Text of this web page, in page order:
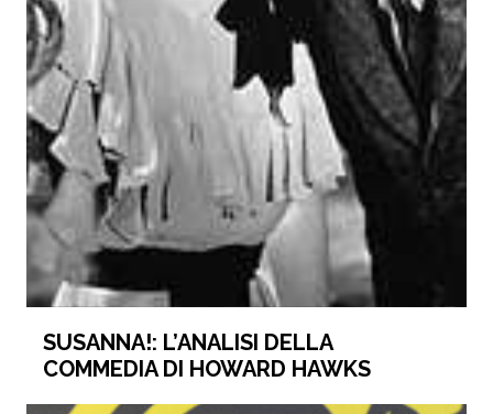
SUSANNA!: L’ANALISI DELLA
COMMEDIA DI HOWARD HAWKS